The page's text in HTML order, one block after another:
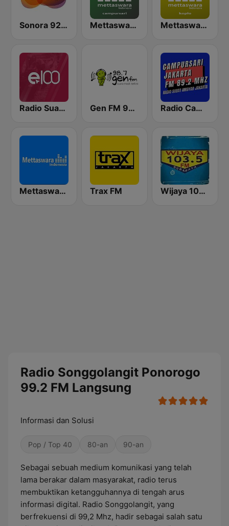
Sonora 92.0 FM Mettaswara Campursari Mettaswara Koplo
Radio Suara Surabaya Gen FM 98.7 Radio Campursari FM
Mettaswara Dangdut Trax FM Wijaya 103.5 FM
Radio Songgolangit Ponorogo
99.2 FM Langsung
Informasi dan Solusi
Pop / Top 40 80-an 90-an
Sebagai sebuah medium komunikasi yang telah
lama berakar dalam masyarakat, radio terus
membuktikan ketangguhannya di tengah arus
informasi digital. Radio Songgolangit, yang
berfrekuensi di 99,2 Mhz, hadir sebagai salah satu